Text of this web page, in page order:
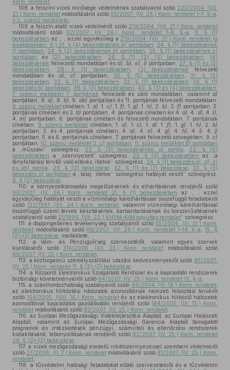
Korm. rendelet
108. a felszíni vizek minősége védelmének szabályairól szóló 220/2004. (VII.
21.) Korm. rendelet módosításáról szóló 93/2007. (IV. 26.) Korm. rendelet 1–7. §-a
1–2. számú melléklete
109. a felszín alatti vizek védelméről szóló 219/2004. (VII. 21.) Korm. rendelet
módosításáról szóló 92/2007. (IV. 26.) Korm. rendelet 1–8. §-a
9. § (1)
bekezdésében az „ , ezzel egyidejűleg a 219/2004. (VII. 21.) Korm. rendelet (a
továbbiakban: R.) 21. § (4) bekezdésénekb) pontjában
24. § (1) bekezdésének
f) pontjában 24. § (2) bekezdésénekb) pontjában 25. § (1) bekezdésénekc)
pontjában és (2) bekezdésében 26. § (1), (2), (3) bekezdésében
(4)
bekezdésének felvezető mondatában és a), b), e) i) pontjaiban, 27. § (1) és (3)
bekezdésében
28. § (1) bekezdésében (2) bekezdésének
felvezető
mondatában és a), c) pontjaiban,30. § (5) bekezdésében ,31. § (5)
bekezdésében ,32. § (1) bekezdésében ,33. § (1) bekezdésében ,36. § (1)
bekezdésb) pontjában ,38. § (3) bekezdésében ,40. § (3) és (4) bekezdésében
7. számú melléklet 7. pontjának
felvezető és záró mondatában, valaminta)
pontjában, 8.a), 8. b), 9.ab) pontjaiban és 11. pontjának felvezető mondatában,
8. számú mellékletcímében, 1. a) , 1. c), 1 . f), 1.g) , 1. h), 2. b) , 2.f) pontjaiban, 3.
pontjának címében és 3.b) pontjában, 4. pontjának címében és 4. a) , 4. d), 4.l),
4.m) pontjaiban, 6. pontjának címében és felvezető mondatában, 7. pontjának
címében,
9. számú melléklet címében, 1.a) , 1.c) , 1. d) , 1.f), 1.g) , 1. h), 2.b)
pontjaiban, 3. és 4. pontjainak címében, 4.a) , 4.e) , 4. g) , 4. h), 4.i) , 4.j)
pontjaiban, 5. és 6. pontjainak címében, 7. pontjának felvezető szövegében, 9. c)
pontjában,10. számú melléklet 2. c) pontjában ,11. számú melléklet B) pontjában
a „műszaki” szövegrész, 22. § (3) bekezdésének a) pontja
22. § (6)
bekezdésében a „szennyezett” szövegrész, 23. § (3) bekezdésében
az „a
tényfeltárási tervtől való eltérés, illetve” szövegrész, 24. § (1) bekezdésa), d) ,e)
ésgb) pontja 29. § (2) bekezdése ,32. § (1) és (3) bekezdése
33. § (3)
bekezdésa) pontjában a „talaj, illetve” szövegrész hatályát veszti” szövegrész,
9. § (2) bekezdése
110.
a környezetkárosodás megelőzésének és elhárításának rendjéről szóló
90/2007. (IV. 26.) Korm. rendelet 21. § (1) bekezdésében
az „ , ezzel
egyidejűleg hatályát veszti a vízminőségi kárelhárítással összefüggő feladatokról
szóló132/1997. (VII. 24.) Korm. rendelet, valamint vízminőségi kárelhárítással
összefüggő üzemi tervek készítésének, karbantartásának és korszerűsítésének
szabályairól szóló 21/1999. (VII. 22.) KHVM–KöM együttes rendelet” szövegrész,
111.
a doppingellenes tevékenység szabályairól szóló55/2004. (III. 31.) Korm.
rendelet módosításáról szóló 88/2007. (IV. 26.) Korm. rendelet 1–14. §-a ,15. §
(2)–(3) bekezdése , melléklete,
112.
a Vám- és Pénzügyőrség szervezetéről, valamint egyes szervek
kijelöléséről szóló 314/2006. (XII. 23.) Korm. rendelet módosításáról szóló
86/2007. (IV. 25.) Korm. rendelet
113.
a közforgalmú személyszállítási utazási kedvezményekről szóló 85/2007.
(IV. 25.) Korm. rendelet 11. § (2)–(3) bekezdése
114.
a Központi Elektronikus Szolgáltató Rendszer és a kapcsolódó rendszerek
biztonsági követelményeiről szóló 84/2007. (IV. 25.) Korm. rendelet 10. §-a
115. a számhordozhatóság szabályairól szóló 46/2004. (III. 18.) Korm. rendelet
az elektronikus hírközlési hálózatok azonosítóinak nemzeti felosztási tervéről
szóló164/2005. (VIII. 16.) Korm. rendelet és az elektronikus hírközlő hálózatok
azonosítóival kapcsolatos gazdálkodás rendjéről szóló184/2005. (IX. 13.) Korm.
rendelet módosításáról szóló 83/2007. (IV. 25.) Korm. rendelet
116.
az Európai Mezőgazdasági Vidékfejlesztési Alapból, az Európai Halászati
Alapból, valamint az Európai Mezőgazdasági Garancia Alapból támogatott
programok és intézkedések pénzügyi, számviteli és ellenőrzési rendszerek
kialakításáról, lebonyolításának rendjéről szóló 82/2007. (IV. 25.) Korm. rendelet
26. § (2)–(3) bekezdése
117. a vizek mezőgazdasági eredetű nitrátszennyezéssel szembeni védelméről
szóló 27/2006. (II. 7.) Korm. rendeletmódosításáról szóló 81/2007. (IV. 25.) Korm.
rendelet
118.
a tűzvédelmi hatósági feladatokat ellátó szervezetekről és a tűzvédelmi